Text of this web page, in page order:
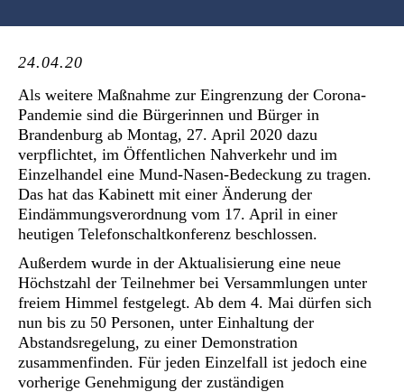
24.04.20
Als weitere Maßnahme zur Eingrenzung der Corona-
Pandemie sind die Bürgerinnen und Bürger in
Brandenburg ab Montag, 27. April 2020 dazu
verpflichtet, im Öffentlichen Nahverkehr und im
Einzelhandel eine Mund-Nasen-Bedeckung zu tragen.
Das hat das Kabinett mit einer Änderung der
Eindämmungsverordnung vom 17. April in einer
heutigen Telefonschaltkonferenz beschlossen.
Außerdem wurde in der Aktualisierung eine neue
Höchstzahl der Teilnehmer bei Versammlungen unter
freiem Himmel festgelegt. Ab dem 4. Mai dürfen sich
nun bis zu 50 Personen, unter Einhaltung der
Abstandsregelung, zu einer Demonstration
zusammenfinden. Für jeden Einzelfall ist jedoch eine
vorherige Genehmigung der zuständigen